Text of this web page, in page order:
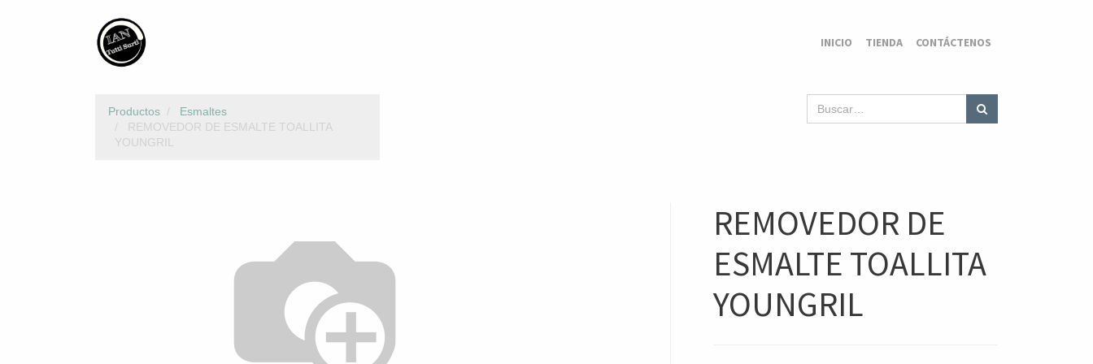
INICIO TIENDA CONTÁCTENOS
Productos
Esmaltes
REMOVEDOR DE ESMALTE TOALLITA
YOUNGRIL
REMOVEDOR DE
ESMALTE TOALLITA
YOUNGRIL